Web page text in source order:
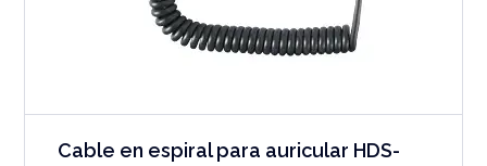
Cable en espiral para auricular HDS-